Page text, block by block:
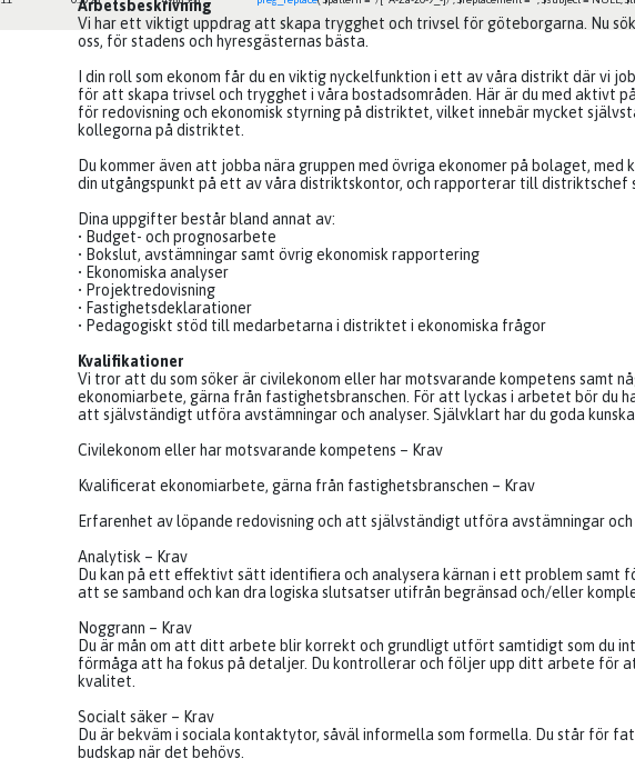
Arbetsbeskrivning
Vi har ett viktigt uppdrag att skapa trygghet och trivsel för göteborgarna. Nu
oss, för stadens och hyresgästernas bästa.
I din roll som ekonom får du en viktig nyckelfunktion i ett av våra distrikt där vi
för att skapa trivsel och trygghet i våra bostadsområden. Här är du med aktivt
för redovisning och ekonomisk styrning på distriktet, vilket innebär mycket
kollegorna på distriktet.
Du kommer även att jobba nära gruppen med övriga ekonomer på bolaget,
din utgångspunkt på ett av våra distriktskontor, och rapporterar till distriktschef
Dina uppgifter består bland annat av:
• Budget- och prognosarbete
• Bokslut, avstämningar samt övrig ekonomisk rapportering
• Ekonomiska analyser
• Projektredovisning
• Fastighetsdeklarationer
• Pedagogiskt stöd till medarbetarna i distriktet i ekonomiska frågor
Kvalifikationer
Vi tror att du som söker är civilekonom eller har motsvarande kompetens samt
ekonomiarbete, gärna från fastighetsbranschen. För att lyckas i arbetet bör du
att självständigt utföra avstämningar och analyser. Självklart har du goda
Civilekonom eller har motsvarande kompetens – Krav
Kvalificerat ekonomiarbete, gärna från fastighetsbranschen – Krav
Erfarenhet av löpande redovisning och att självständigt utföra avstämningar och
Analytisk – Krav
Du kan på ett effektivt sätt identifiera och analysera kärnan i ett problem samt
att se samband och kan dra logiska slutsatser utifrån begränsad och/eller
Noggrann – Krav
Du är mån om att ditt arbete blir korrekt och grundligt utfört samtidigt som du
förmåga att ha fokus på detaljer. Du kontrollerar och följer upp ditt arbete för
kvalitet.
Socialt säker – Krav
Du är bekväm i sociala kontaktytor, såväl informella som formella. Du står för
budskap när det behövs.